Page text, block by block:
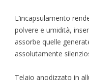
L’incapsulamento
polvere e umidità,
assorbe quelle
assolutamente
Telaio anodizzato in